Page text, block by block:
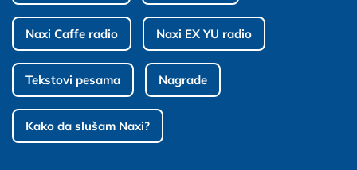
Naxi Caffe radio Naxi EX YU radio
Tekstovi pesama Nagrade
Kako da slušam Naxi?